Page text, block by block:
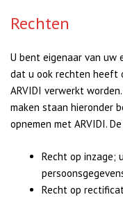
Rechten
U bent eigenaar van uw
dat u ook rechten heeft
ARVIDI verwerkt
maken staan hieronder
opnemen met ARVIDI.
Recht op inzage;
Recht op